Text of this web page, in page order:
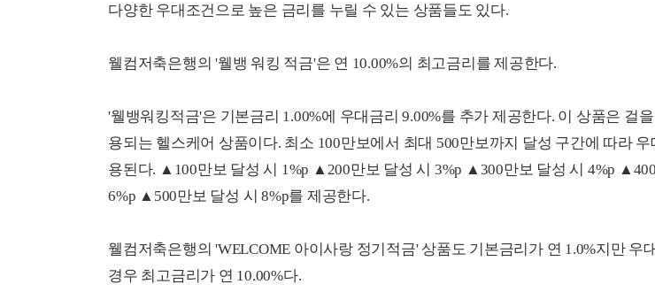
다양한 우대조건으로 높은 금리를 누릴 수 있는 상품들도 있다.
웰컴저축은행의 '웰뱅 워킹 적금'은 연 10.00%의 최고금리를 제공한다.
'웰뱅워킹적금'은 기본금리 1.00%에 우대금리 9.00%를 추가 제공한다. 이 상품은 걸
용되는 헬스케어 상품이다. 최소 100만보에서 최대 500만보까지 달성 구간에 따라
용된다. ▲100만보 달성 시 1%p ▲200만보 달성 시 3%p ▲300만보 달성 시 4%p
6%p ▲500만보 달성 시 8%p를 제공한다.
웰컴저축은행의 'WELCOME 아이사랑 정기적금' 상품도 기본금리가 연 1.0%지만 우
경우 최고금리가 연 10.00%다.